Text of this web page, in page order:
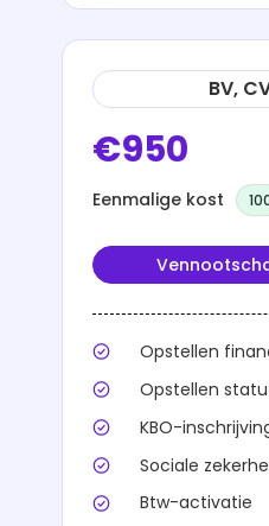
BV,
€950
Eenmalige kost
Opstellen
Opstellen
KBO-
Sociale
Btw-activatie